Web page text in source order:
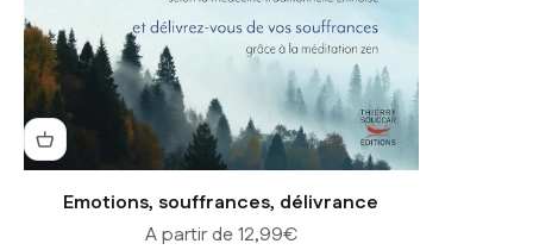
Emotions, souffrances, délivrance
Prix de vente
A partir de 12,99€